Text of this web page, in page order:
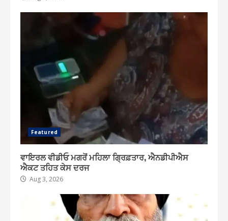
Featured
ਵਾਇਰਲ ਵੀਡੀਓ ਮਗਰੋਂ ਮਹਿਲਾ ਗ੍ਰਿਫ਼ਤਾਰ, ਐਨਡੀਪੀਐਸ
ਐਕਟ ਤਹਿਤ ਕੇਸ ਦਰਜ
Aug 3, 2026